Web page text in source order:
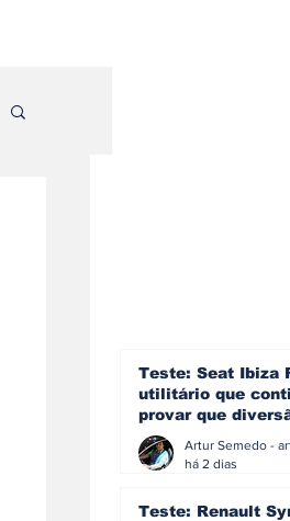
Teste: Seat Ibiza
utilitário que
provar que
eficiência e
simplicidade
há 2 dias
Teste: Renault